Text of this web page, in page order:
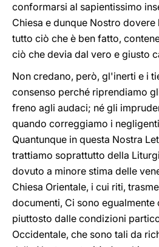
conformarsi al sapientissimo
Chiesa e dunque Nostro
tutto ciò che è ben fatto,
ciò che devia dal vero e giusto
Non credano, però, gl'inerti e i
consenso perché riprendiamo
freno agli audaci; né gli
quando correggiamo i
Quantunque in questa Nostra
trattiamo soprattutto della
dovuto a minore stima delle
Chiesa Orientale, i cui riti,
documenti, Ci sono
piuttosto dalle condizioni
Occidentale, che sono tali da